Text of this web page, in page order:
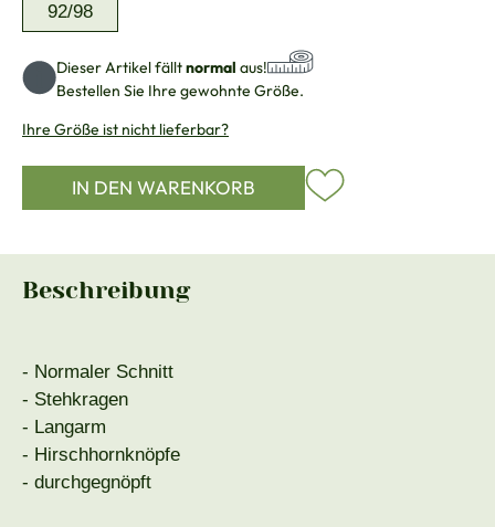
92/98
Dieser Artikel fälltnormal aus!
Bestellen Sie Ihre gewohnte Größe.
Ihre Größe ist nicht lieferbar?
IN DEN WARENKORB
Beschreibung
- Normaler Schnitt
- Stehkragen
- Langarm
- Hirschhornknöpfe
- durchgegnöpft